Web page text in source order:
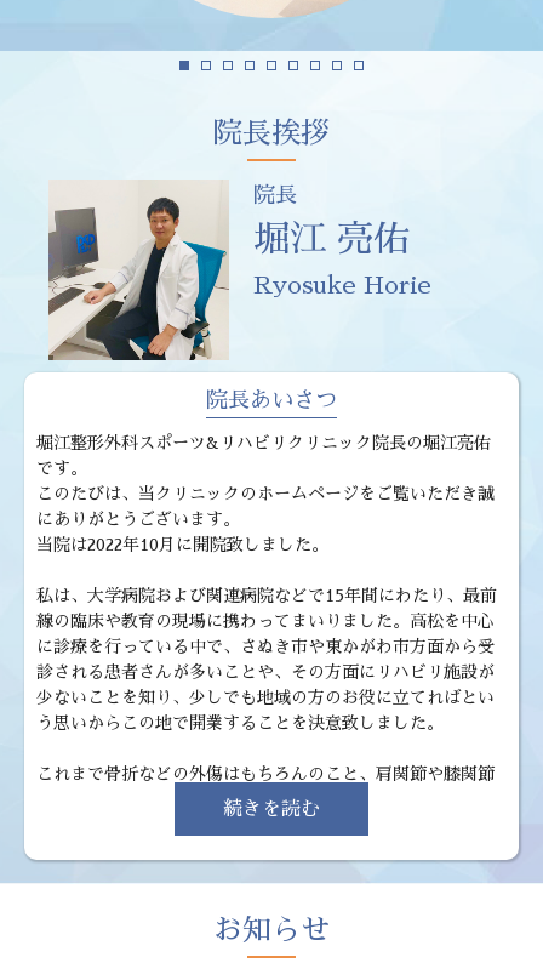
院長挨拶
院長
堀江 亮佑
Ryosuke Horie
院長あいさつ
堀江整形外科スポーツ&リハビリクリニック院長の堀江亮佑
です。
このたびは、当クリニックのホームページをご覧いただき誠
にありがとうございます。
当院は2022年10月に開院致しました。
私は、大学病院および関連病院などで15年間にわたり、最前
線の臨床や教育の現場に携わってまいりました。高松を中心
に診療を行っている中で、さぬき市や東かがわ市方面から受
診される患者さんが多いことや、その方面にリハビリ施設が
少ないことを知り、少しでも地域の方のお役に立てればとい
う思いからこの地で開業することを決意致しました。
これまで骨折などの外傷はもちろんのこと、肩関節や膝関節
を中心に沢山の手術を行ってまいりました。手術でしか治せ
ありますが、中でもリハビリによる運動療法は非常に重要と
続きを読む
お知らせ